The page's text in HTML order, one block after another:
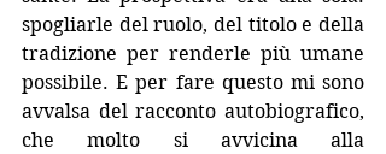
spogliarle del ruolo, del titolo e della
tradizione per renderle più umane
possibile. E per fare questo mi sono
avvalsa del racconto autobiografico,
che molto si avvicina alla